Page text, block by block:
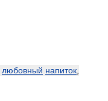
любовный напиток